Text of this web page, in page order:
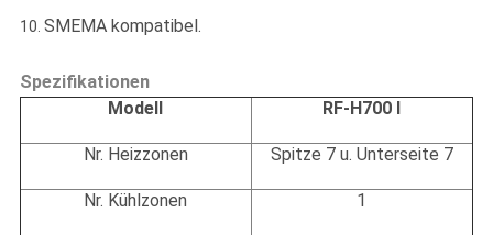
10. SMEMA kompatibel.
Spezifikationen
Modell
RF-H700 I
Nr. Heizzonen Spitze 7 u. Unterseite 7
Nr. Kühlzonen 1